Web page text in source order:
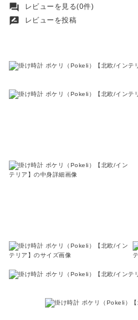
forum レビューを見る(0件)
rate_review レビューを投稿